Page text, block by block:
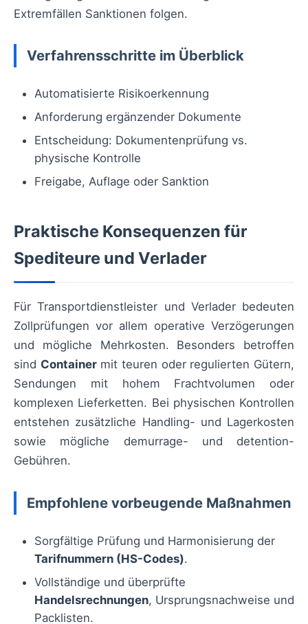
Extremfällen Sanktionen folgen.
Verfahrensschritte im Überblick
Automatisierte Risikoerkennung
Anforderung ergänzender Dokumente
Entscheidung: Dokumentenprüfung vs.
physische Kontrolle
Freigabe, Auflage oder Sanktion
Praktische Konsequenzen für
Spediteure und Verlader
Für Transportdienstleister und Verlader bedeuten
Zollprüfungen vor allem operative Verzögerungen
und mögliche Mehrkosten. Besonders betroffen
sind Containermit teuren oder regulierten Gütern,
Sendungen mit hohem Frachtvolumen oder
komplexen Lieferketten. Bei physischen Kontrollen
entstehen zusätzliche Handling- und Lagerkosten
sowie mögliche demurrage- und detention-
Gebühren.
Empfohlene vorbeugende Maßnahmen
Sorgfältige Prüfung und Harmonisierung der
Tarifnummern (HS-Codes).
Vollständige und überprüfte
Handelsrechnungen, Ursprungsnachweise und
Packlisten.